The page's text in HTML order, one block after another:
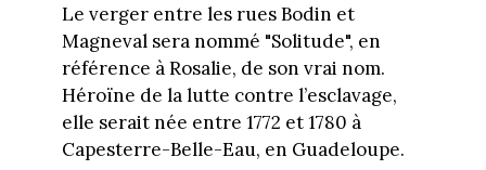
Le verger entre les rues Bodin et
Magneval sera nommé "Solitude", en
référence à Rosalie, de son vrai nom.
Héroïne de la lutte contre l’esclavage,
elle serait née entre 1772 et 1780 à
Capesterre-Belle-Eau, en Guadeloupe.